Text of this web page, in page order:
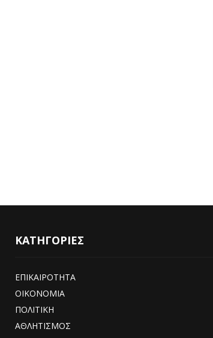
ΚΑΤΗΓΟΡΙΕΣ
ΕΠΙΚΑΙΡΟΤΗΤΑ
ΟΙΚΟΝΟΜΙΑ
ΠΟΛΙΤΙΚΗ
ΑΘΛΗΤΙΣΜΟΣ